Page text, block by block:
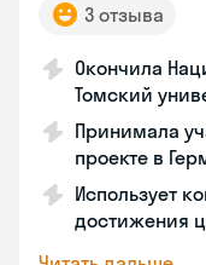
3 отзыва
Окончила
Томский
Принимала
проекте в
Использует
достижения